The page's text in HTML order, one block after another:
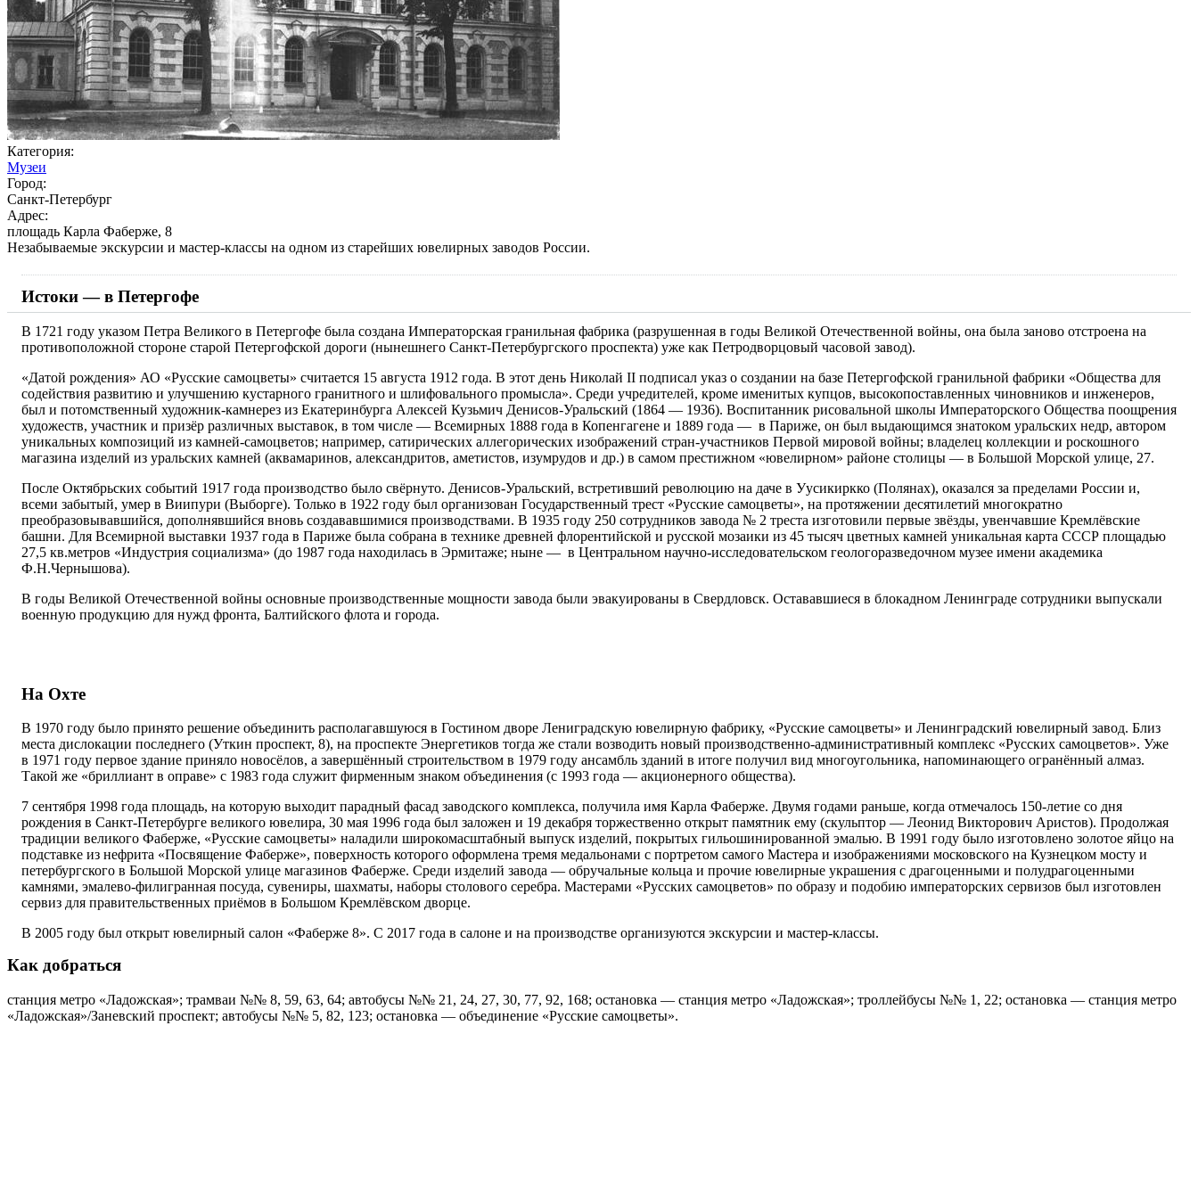
Категория:
Музеи
Город:
Санкт-Петербург
Адрес:
площадь Карла Фаберже, 8
Незабываемые экскурсии и мастер-классы на одном из старейших ювелирных заводов России.
Истоки — в Петергофе
В 1721 году указом Петра Великого в Петергофе была создана Императорская гранильная фабрика (разрушенная в годы Великой Отечественной войны, она была заново отстроена на
противоположной стороне старой Петергофской дороги (нынешнего Санкт-Петербургского проспекта) уже как Петродворцовый часовой завод).
«Датой рождения» АО «Русские самоцветы» считается 15 августа 1912 года. В этот день Николай II подписал указ о создании на базе Петергофской гранильной фабрики «Общества для
содействия развитию и улучшению кустарного гранитного и шлифовального промысла». Среди учредителей, кроме именитых купцов, высокопоставленных чиновников и инженеров,
был и потомственный художник-камнерез из Екатеринбурга Алексей Кузьмич Денисов-Уральский (1864 — 1936). Воспитанник рисовальной школы Императорского Общества поощрения
художеств, участник и призёр различных выставок, в том числе — Всемирных 1888 года в Копенгагене и 1889 года — в Париже, он был выдающимся знатоком уральских недр, автором
уникальных композиций из камней-самоцветов; например, сатирических аллегорических изображений стран-участников Первой мировой войны; владелец коллекции и роскошного
магазина изделий из уральских камней (аквамаринов, александритов, аметистов, изумрудов и др.) в самом престижном «ювелирном» районе столицы — в Большой Морской улице, 27.
После Октябрьских событий 1917 года производство было свёрнуто. Денисов-Уральский, встретивший революцию на даче в Уусикиркко (Полянах), оказался за пределами России и,
всеми забытый, умер в Виипури (Выборге). Только в 1922 году был организован Государственный трест «Русские самоцветы», на протяжении десятилетий многократно
преобразовывавшийся, дополнявшийся вновь создававшимися производствами. В 1935 году 250 сотрудников завода № 2 треста изготовили первые звёзды, увенчавшие Кремлёвские
башни. Для Всемирной выставки 1937 года в Париже была собрана в технике древней флорентийской и русской мозаики из 45 тысяч цветных камней уникальная карта СССР площадью
27,5 кв.метров «Индустрия социализма» (до 1987 года находилась в Эрмитаже; ныне — в Центральном научно-исследовательском геологоразведочном музее имени академика
Ф.Н.Чернышова).
В годы Великой Отечественной войны основные производственные мощности завода были эвакуированы в Свердловск. Остававшиеся в блокадном Ленинграде сотрудники выпускали
военную продукцию для нужд фронта, Балтийского флота и города.
На Охте
В 1970 году было принято решение объединить располагавшуюся в Гостином дворе Лениградскую ювелирную фабрику, «Русские самоцветы» и Ленинградский ювелирный завод. Близ
места дислокации последнего (Уткин проспект, 8), на проспекте Энергетиков тогда же стали возводить новый производственно-административный комплекс «Русских самоцветов». Уже
в 1971 году первое здание приняло новосёлов, а завершённый строительством в 1979 году ансамбль зданий в итоге получил вид многоугольника, напоминающего огранённый алмаз.
Такой же «бриллиант в оправе» с 1983 года служит фирменным знаком объединения (с 1993 года — акционерного общества).
7 сентября 1998 года площадь, на которую выходит парадный фасад заводского комплекса, получила имя Карла Фаберже. Двумя годами раньше, когда отмечалось 150-летие со дня
рождения в Санкт-Петербурге великого ювелира, 30 мая 1996 года был заложен и 19 декабря торжественно открыт памятник ему (скульптор — Леонид Викторович Аристов). Продолжая
традиции великого Фаберже, «Русские самоцветы» наладили широкомасштабный выпуск изделий, покрытых гильошинированной эмалью. В 1991 году было изготовлено золотое яйцо на
подставке из нефрита «Посвящение Фаберже», поверхность которого оформлена тремя медальонами с портретом самого Мастера и изображениями московского на Кузнецком мосту и
петербургского в Большой Морской улице магазинов Фаберже. Среди изделий завода — обручальные кольца и прочие ювелирные украшения с драгоценными и полудрагоценными
камнями, эмалево-филигранная посуда, сувениры, шахматы, наборы столового серебра. Мастерами «Русских самоцветов» по образу и подобию императорских сервизов был изготовлен
сервиз для правительственных приёмов в Большом Кремлёвском дворце.
В 2005 году был открыт ювелирный салон «Фаберже 8». С 2017 года в салоне и на производстве организуются экскурсии и мастер-классы.
Как добраться
станция метро «Ладожская»; трамваи №№ 8, 59, 63, 64; автобусы №№ 21, 24, 27, 30, 77, 92, 168; остановка — станция метро «Ладожская»; троллейбусы №№ 1, 22; остановка — станция метро
«Ладожская»/Заневский проспект; автобусы №№ 5, 82, 123; остановка — объединение «Русские самоцветы».